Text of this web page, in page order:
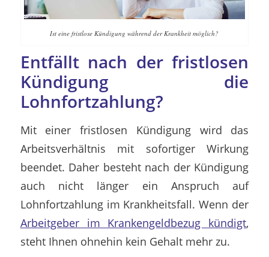
Ist eine fristlose Kündigung während der Krankheit möglich?
Entfällt nach der fristlosen
Kündigung die
Lohnfortzahlung?
Mit einer fristlosen Kündigung wird das
Arbeitsverhältnis mit sofortiger Wirkung
beendet. Daher besteht nach der Kündigung
auch nicht länger ein Anspruch auf
Lohnfortzahlung im Krankheitsfall. Wenn der
Arbeitgeber im Krankengeldbezug kündigt,
steht Ihnen ohnehin kein Gehalt mehr zu.